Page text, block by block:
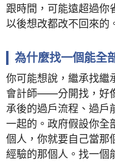
跟時間，可能遠超過
以後想改都改不回來的
為什麼找一個能全
你可能想說，繼承找繼
會計師——分開找，好
承後的過戶流程、過戶
一起的。政府假設你全
個人，你就要自己當那
經驗的那個人。找一個